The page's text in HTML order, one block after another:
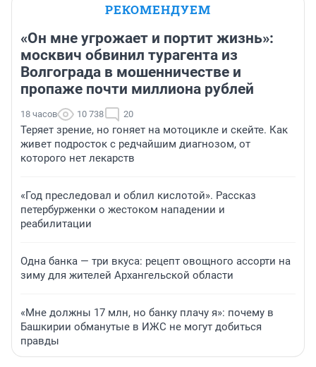
РЕКОМЕНДУЕМ
«Он мне угрожает и портит жизнь»:
москвич обвинил турагента из
Волгограда в мошенничестве и
пропаже почти миллиона рублей
18 часов 10 738 20
Теряет зрение, но гоняет на мотоцикле и скейте. Как
живет подросток с редчайшим диагнозом, от
которого нет лекарств
«Год преследовал и облил кислотой». Рассказ
петербурженки о жестоком нападении и
реабилитации
Одна банка — три вкуса: рецепт овощного ассорти на
зиму для жителей Архангельской области
«Мне должны 17 млн, но банку плачу я»: почему в
Башкирии обманутые в ИЖС не могут добиться
правды